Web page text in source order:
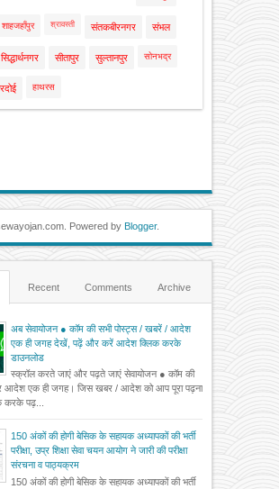
शाहजहाँपुर श्रावस्ती संतकबीरनगर संभल
सिद्धार्थनगर सीतापुर सुल्तानपुर सोनभद्र
हाथरस
Powered by Blogger.
Recent Comments Archive
अब सेवायोजन ● कॉम की सभी पोस्ट्स / खबरें / आदेश
एक ही जगह देखें, पढ़ें और करें आदेश क्लिक करके
डाउनलोड
स्क्रॉल करते जाएं और पढ़ते जाएं सेवायोजन ● कॉम की
आदेश एक ही जगह। जिस खबर / आदेश को आप पूरा पढ़ना
करके पढ़...
150 अंकों की होगी बेसिक के सहायक अध्यापकों की भर्ती
परीक्षा, उप्र शिक्षा सेवा चयन आयोग ने जारी की परीक्षा
संरचना व पाठ्यक्रम
150 अंकों की होगी बेसिक के सहायक अध्यापकों की भर्ती